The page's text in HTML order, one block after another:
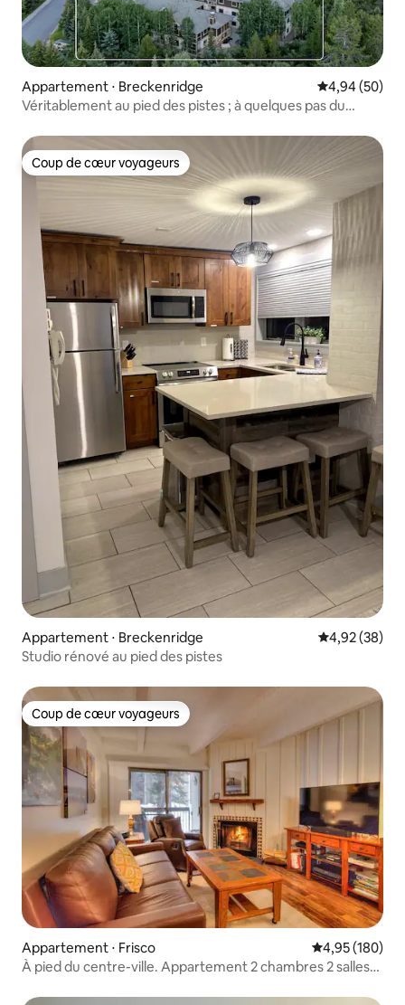
Appartement ⋅ Breckenridge Évaluation
4,94 (50)
Véritablement au pied des pistes ; à quelques pas du
Coup de cœur voyageurs
Coup de cœur voyageurs
Appartement ⋅ Breckenridge Évaluation
4,92 (38)
Studio rénové au pied des pistes
Coup de cœur voyageurs
Coup de cœur voyageurs
Appartement ⋅ Frisco Évaluation
4,95 (180)
À pied du centre-ville. Appartement 2 chambres 2 salles